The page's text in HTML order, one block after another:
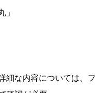
細な内容については、フ